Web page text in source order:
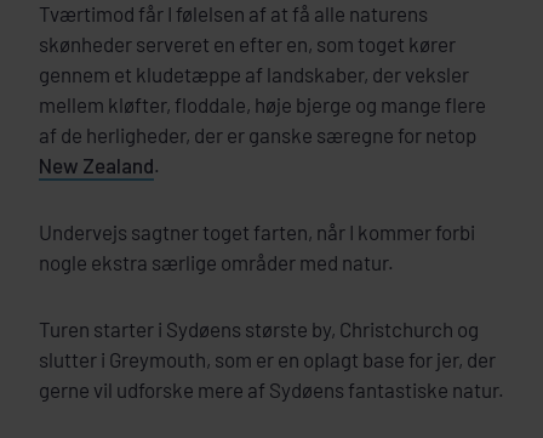
Tværtimod får I følelsen af at få alle naturens
skønheder serveret en efter en, som toget kører
gennem et kludetæppe af landskaber, der veksler
mellem kløfter, floddale, høje bjerge og mange flere
af de herligheder, der er ganske særegne for netop
New Zealand.
Undervejs sagtner toget farten, når I kommer forbi
nogle ekstra særlige områder med natur.
Turen starter i Sydøens største by, Christchurch og
slutter i Greymouth, som er en oplagt base for jer, der
gerne vil udforske mere af Sydøens fantastiske natur.